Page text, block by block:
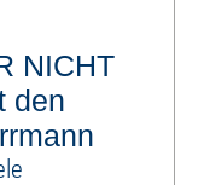
NICHT
den